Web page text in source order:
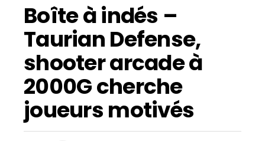
Boîte à indés –
Taurian Defense,
shooter arcade à
2000G cherche
joueurs motivés